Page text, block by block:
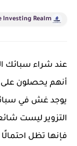
Investing Realm
عند شراء سبائك
أنهم يحصلون على
يوجد غش في
التزوير ليست
فإنها تظل